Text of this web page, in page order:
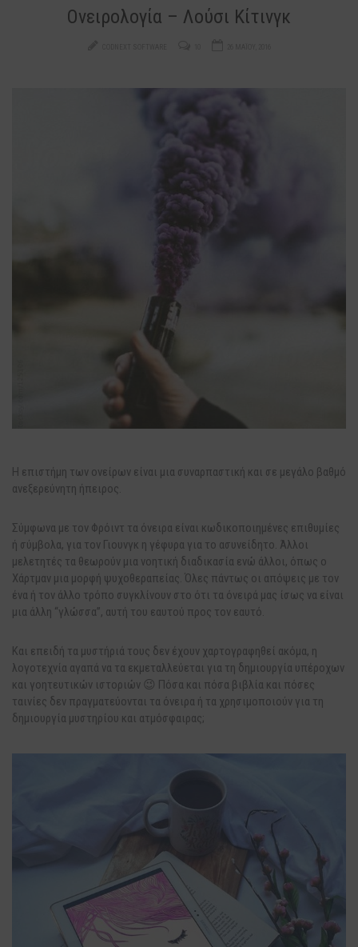
Ονειρολογία – Λούσι Κίτινγκ
Η επιστήμη των ονείρων είναι μια συναρπαστική και σε μεγάλο βαθμό
ανεξερεύνητη ήπειρος.
Σύμφωνα με τον Φρόιντ τα όνειρα είναι κωδικοποιημένες επιθυμίες
ή σύμβολα, για τον Γιουνγκ η γέφυρα για το ασυνείδητο. Άλλοι
μελετητές τα θεωρούν μια νοητική διαδικασία ενώ άλλοι, όπως ο
Χάρτμαν μια μορφή ψυχοθεραπείας. Όλες πάντως οι απόψεις με τον
ένα ή τον άλλο τρόπο συγκλίνουν στο ότι τα όνειρά μας ίσως να είναι
μια άλλη “γλώσσα”, αυτή του εαυτού προς τον εαυτό.
Και επειδή τα μυστήριά τους δεν έχουν χαρτογραφηθεί ακόμα, η
λογοτεχνία αγαπά να τα εκμεταλλεύεται για τη δημιουργία υπέροχων
και γοητευτικών ιστοριών 😉 Πόσα και πόσα βιβλία και πόσες
ταινίες δεν πραγματεύονται τα όνειρα ή τα χρησιμοποιούν για τη
δημιουργία μυστηρίου και ατμόσφαιρας;